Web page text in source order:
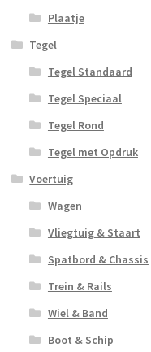
Plaatje
Tegel
Tegel Standaard
Tegel Speciaal
Tegel Rond
Tegel met Opdruk
Voertuig
Wagen
Vliegtuig & Staart
Spatbord & Chassis
Trein & Rails
Wiel & Band
Boot & Schip